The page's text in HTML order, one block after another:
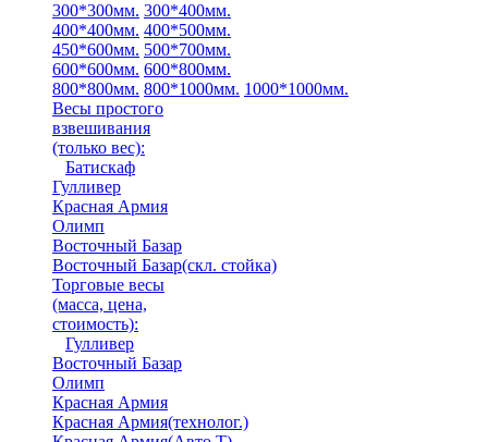
300*300мм. 300*400мм.
400*400мм. 400*500мм.
450*600мм. 500*700мм.
600*600мм. 600*800мм.
800*800мм. 800*1000мм. 1000*1000мм.
Весы простого
взвешивания
(только вес):
Батискаф
Гулливер
Красная Армия
Олимп
Восточный Базар
Восточный Базар(скл. стойка)
Торговые весы
(масса, цена,
стоимость):
Гулливер
Восточный Базар
Олимп
Красная Армия
Красная Армия(технолог.)